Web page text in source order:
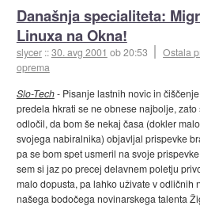
Današnja specialiteta:
Linuxa na Okna!
slycer ::30. avg 2001 ob 20:53
Ostala
oprema
Slo-Tech- Pisanje lastnih novic in
predela hkrati se ne obnese najbolje, zato
odločil, da bom še nekaj časa (dokler
svojega nabiralnika) objavljal prispevke
pa se bom spet usmeril na svoje
sem si jaz po precej delavnem poletju
malo dopusta, pa lahko uživate v odličnih
našega bodočega novinarskega talenta